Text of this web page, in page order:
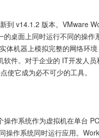
到 v14.1.2 版本。VMware
桌面上同时运行不同的操
机器上模拟完整的网络环
件。对于企业的 IT开发人
使它成为必不可少的工具。
操作系统作为虚拟机在单台
操作系统同时运行应用。